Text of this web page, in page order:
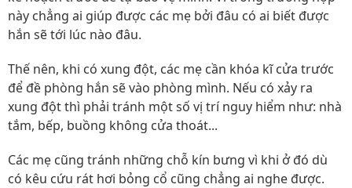
này chẳng ai giúp được các mẹ bởi đâu có ai biết được
hắn sẽ tới lúc nào đâu.
Thế nên, khi có xung đột, các mẹ cần khóa kĩ cửa trước
để đề phòng hắn sẽ vào phòng mình. Nếu có xảy ra
xung đột thì phải tránh một số vị trí nguy hiểm như: nhà
tắm, bếp, buồng không cửa thoát...
Các mẹ cũng tránh những chỗ kín bưng vì khi ở đó dù
có kêu cứu rát hơi bỏng cổ cũng chẳng ai nghe được.